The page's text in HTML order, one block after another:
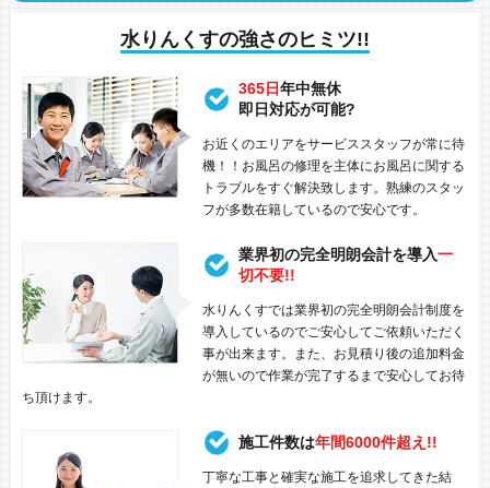
水りんくすの強さのヒミツ!!
365日年中無休
即日対応が可能?
お近くのエリアをサービススタッフが常に待
機！！お風呂の修理を主体にお風呂に関する
トラブルをすぐ解決致します。熟練のスタッ
フが多数在籍しているので安心です。
業界初の完全明朗会計を導入一
切不要!!
水りんくすでは業界初の完全明朗会計制度を
導入しているのでご安心してご依頼いただく
事が出来ます。また、お見積り後の追加料金
が無いので作業が完了するまで安心してお待
ち頂けます。
施工件数は年間6000件超え!!
丁寧な工事と確実な施工を追求してきた結